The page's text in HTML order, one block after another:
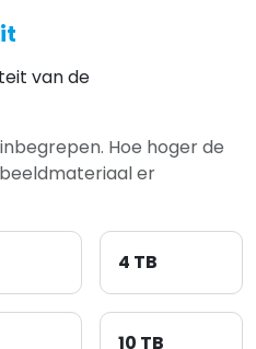
van de
Hoe hoger de
er
4 TB
10 TB